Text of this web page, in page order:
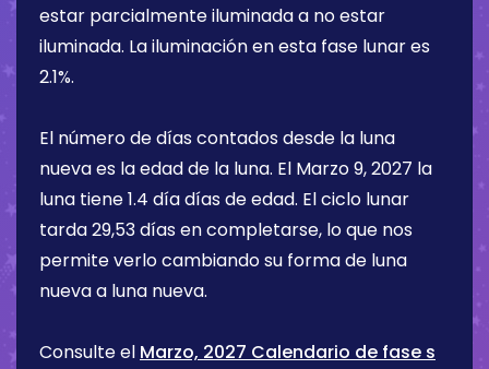
estar parcialmente iluminada a no estar
iluminada. La iluminación en esta fase lunar es
2.1%.
El número de días contados desde la luna
nueva es la edad de la luna. El Marzo 9, 2027 la
luna tiene1.4 díadías de edad. El ciclo lunar
tarda 29,53 días en completarse, lo que nos
permite verlo cambiando su forma de luna
nueva a luna nueva.
Consulte el Marzo, 2027 Calendario de fase s